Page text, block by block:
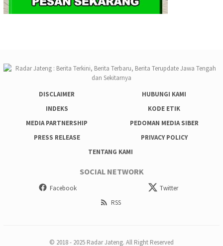
DISCLAIMER
HUBUNGI KAMI
INDEKS
KODE ETIK
MEDIA PARTNERSHIP
PEDOMAN MEDIA SIBER
PRESS RELEASE
PRIVACY POLICY
TENTANG KAMI
SOCIAL NETWORK
Facebook
Twitter
RSS
© 2018 - 2025 Radar Jateng. All Right Reserved